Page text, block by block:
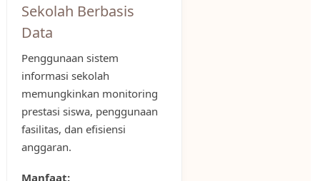
Sekolah Berbasis
Data
Penggunaan sistem
informasi sekolah
memungkinkan monitoring
prestasi siswa, penggunaan
fasilitas, dan efisiensi
anggaran.
Manfaat: